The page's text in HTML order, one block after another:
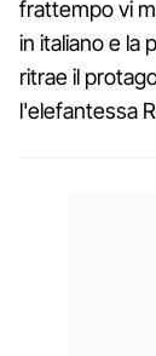
frattempo vi
in italiano e la
ritrae il
l'elefantessa